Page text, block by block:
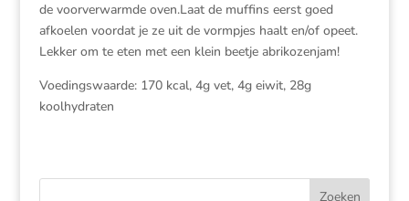
de voorverwarmde oven.Laat de muffins eerst goed
afkoelen voordat je ze uit de vormpjes haalt en/of opeet.
Lekker om te eten met een klein beetje abrikozenjam!
Voedingswaarde: 170 kcal, 4g vet, 4g eiwit, 28g
koolhydraten